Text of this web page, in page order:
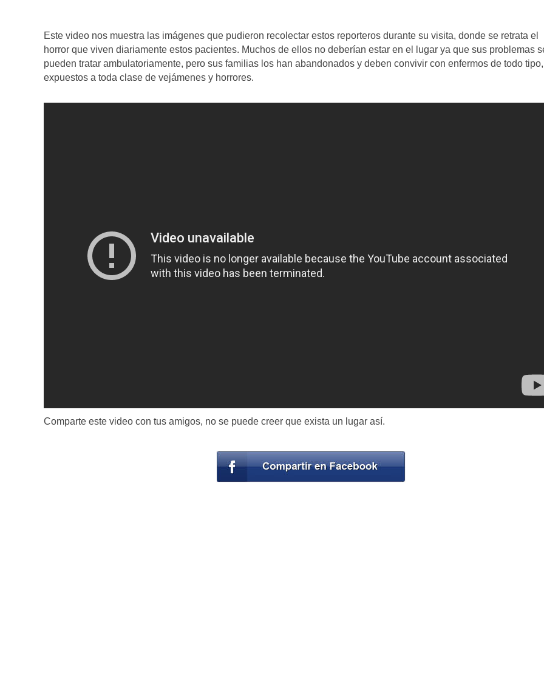
Este video nos muestra las imágenes que pudieron recolectar estos reporteros durante su visita, donde se retrata el
horror que viven diariamente estos pacientes. Muchos de ellos no deberían estar en el lugar ya que sus problemas
pueden tratar ambulatoriamente, pero sus familias los han abandonados y deben convivir con enfermos de todo tipo,
expuestos a toda clase de vejámenes y horrores.
Comparte este video con tus amigos, no se puede creer que exista un lugar así.